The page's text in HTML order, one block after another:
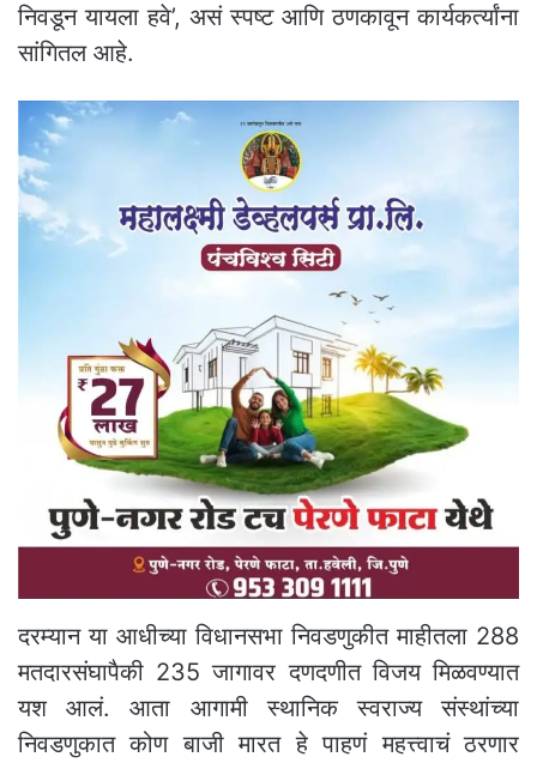
निवडून यायला हवे’, असं स्पष्ट आणि ठणकावून कार्यकर्त्यांना
सांगितल आहे.
दरम्यान या आधीच्या विधानसभा निवडणुकीत माहीतला 288
मतदारसंघापैकी 235 जागावर दणदणीत विजय मिळवण्यात
यश आलं. आता आगामी स्थानिक स्वराज्य संस्थांच्या
निवडणुकात कोण बाजी मारत हे पाहणं महत्त्वाचं ठरणार